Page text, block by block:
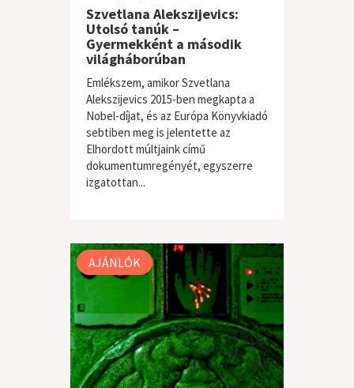
Szvetlana Alekszijevics:
Utolsó tanúk –
Gyermekként a második
világháborúban
Emlékszem, amikor Szvetlana
Alekszijevics 2015-ben megkapta a
Nobel-díjat, és az Európa Könyvkiadó
sebtiben meg is jelentette az
Elhordott múltjaink című
dokumentumregényét, egyszerre
izgatottan...
szépirodalom
AJÁNLÓK